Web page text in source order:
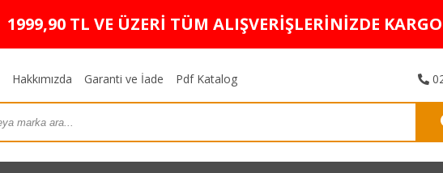
1999,90 TL VE ÜZERİ TÜM ALIŞVERİŞLERİNİZDE
Hakkımızda Garanti ve İade Pdf Katalog